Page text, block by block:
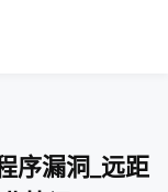
序漏洞_远距